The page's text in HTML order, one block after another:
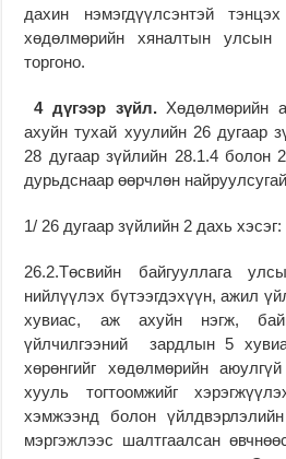
дахин нэмэгдүүлсэнтэй
хөдөлмөрийн хяналтын улсын
торгоно.
4дүгээр зүйл.Хөдөлмөрийн
ахуйн тухай хуулийн 26 дугаар
28 дугаар зүйлийн 28.1.4 болон
дурьдснаар өөрчлөн
1/ 26 дугаар зүйлийн 2 дахь хэсэг:
26.2.Төсвийн байгууллага
нийлүүлэх бүтээгдэхүүн, ажил
хувиас, аж ахуйн нэгж,
үйлчилгээний зардлын 5
хөрөнгийг хөдөлмөрийн
хууль тогтоомжийг
хэмжээнд болон
мэргэжлээс шалтгаалсан